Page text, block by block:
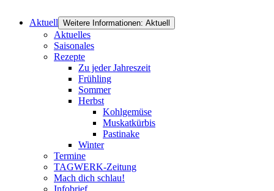
Aktuell Weitere Informationen: Aktuell
Aktuelles
Saisonales
Rezepte
Zu jeder Jahreszeit
Frühling
Sommer
Herbst
Kohlgemüse
Muskatkürbis
Pastinake
Winter
Termine
TAGWERK-Zeitung
Mach dich schlau!
Infobrief